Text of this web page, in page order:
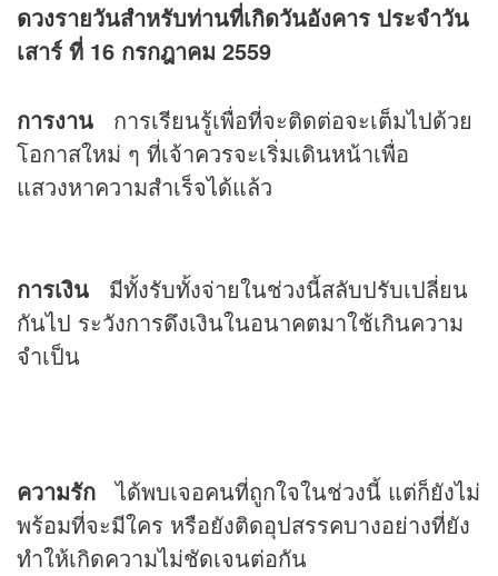
ดวงรายวันสำหรับท่านที่เกิดวันอังคาร ประจำวัน
เสาร์ ที่ 16 กรกฎาคม 2559
การงาน
การเรียนรู้เพื่อที่จะติดต่อจะเต็มไปด้วย
โอกาสใหม่ ๆ ที่เจ้าควรจะเริ่มเดินหน้าเพื่อ
แสวงหาความสำเร็จได้แล้ว
การเงิน มีทั้งรับทั้งจ่ายในช่วงนี้สลับปรับเปลี่ยน
กันไป ระวังการดึงเงินในอนาคตมาใช้เกินความ
จำเป็น
ความรัก ได้พบเจอคนที่ถูกใจในช่วงนี้ แต่ก็ยังไม่
พร้อมที่จะมีใคร หรือยังติดอุปสรรคบางอย่างที่ยัง
ทำให้เกิดความไม่ชัดเจนต่อกัน